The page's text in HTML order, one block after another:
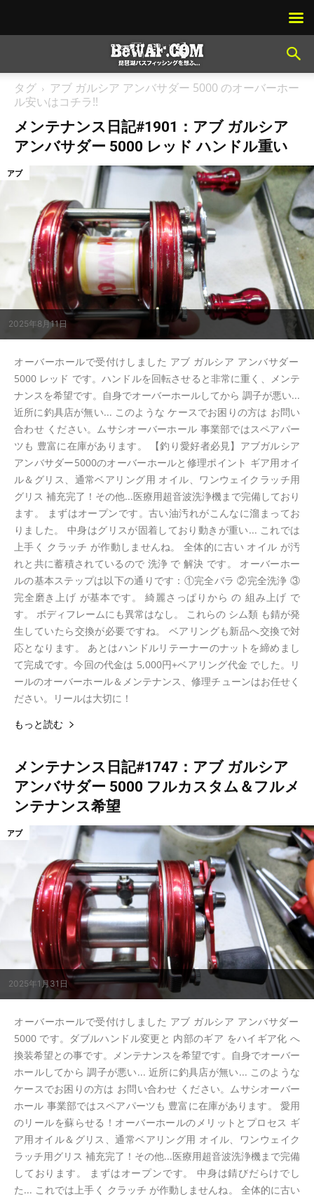
タグ
アブ ガルシア アンバサダー 5000 のオーバーホー
ル安いはコチラ!!
メンテナンス日記#1901：アブ ガルシア
アンバサダー 5000 レッド ハンドル重い
2025年8月11日
アブ
オーバーホールで受付けしました アブ ガルシア アンバサダー
5000 レッド です。ハンドルを回転させると非常に重く、メンテ
ナンスを希望です。自身でオーバーホールしてから 調子が悪い...
近所に釣具店が無い... このような ケースでお困りの方は お問い
合わせ ください。ムサシオーバーホール 事業部ではスペアパー
ツも 豊富に在庫があります。 【釣り愛好者必見】アブガルシア
アンバサダー5000のオーバーホールと修理ポイント ギア用オイ
ル＆グリス、通常ベアリング用 オイル、ワンウェイクラッチ用
グリス 補充完了！その他...医療用超音波洗浄機まで完備しており
ます。 まずはオープンです。古い油汚れがこんなに溜まってお
りました。 中身はグリスが固着しており動きが重い... これでは
上手く クラッチ が作動しませんね。 全体的に古い オイル が汚
れと共に蓄積されているので 洗浄 で 解決 です。 オーバーホー
ルの基本ステップは以下の通りです：①完全バラ ②完全洗浄 ③
完全磨き上げ が基本です。 綺麗さっぱりから の 組み上げ で
す。 ボディフレームにも異常はなし。 これらの シム類 も錆が発
生していたら交換が必要ですね。 ベアリングも新品へ交換で対
応となります。 あとはハンドルリテーナーのナットを締めまし
て完成です。今回の代金は 5,000円+ベアリング代金 でした。リ
ールのオーバーホール＆メンテナンス、修理チューンはお任せく
ださい。リールは大切に！
もっと読む
メンテナンス日記#1747：アブ ガルシア
アンバサダー 5000 フルカスタム＆フルメ
ンテナンス希望
2025年1月31日
アブ
オーバーホールで受付けしました アブ ガルシア アンバサダー
5000 です。ダブルハンドル変更と 内部のギア をハイギア化 へ
換装希望との事です。メンテナンスを希望です。自身でオーバー
ホールしてから 調子が悪い... 近所に釣具店が無い... このような
ケースでお困りの方は お問い合わせ ください。ムサシオーバー
ホール 事業部ではスペアパーツも 豊富に在庫があります。 愛用
のリールを蘇らせる！オーバーホールのメリットとプロセス ギ
ア用オイル＆グリス、通常ベアリング用 オイル、ワンウェイク
ラッチ用グリス 補充完了！その他...医療用超音波洗浄機まで完備
しております。 まずはオープンです。 中身は錆びだらけでし
た... これでは上手く クラッチ が作動しませんね。 全体的に古い